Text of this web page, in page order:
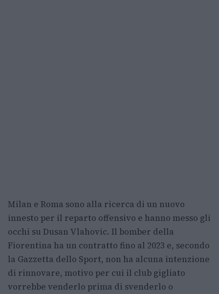
Milan e Roma sono alla ricerca di un nuovo
innesto per il reparto offensivo e hanno messo gli
occhi su Dusan Vlahovic. Il bomber della
Fiorentina ha un contratto fino al 2023 e, secondo
la Gazzetta dello Sport, non ha alcuna intenzione
di rinnovare, motivo per cui il club gigliato
vorrebbe venderlo prima di svenderlo o